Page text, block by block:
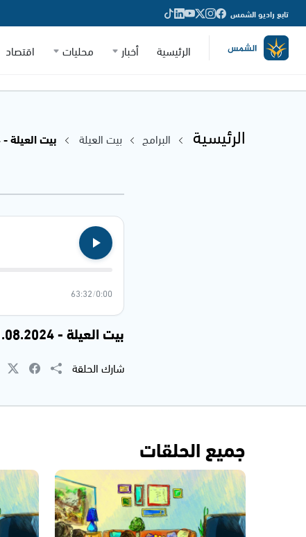
تابع راديو الشمس
الرئيسية أخبار محليات اقتصاد
الرئيسية البرامج بيت العيلة
بيت العيلة - 21.08.2024
0:00
/
63:32
بيت العيلة - 21.08.2024
شارك الحلقة
جميع الحلقات